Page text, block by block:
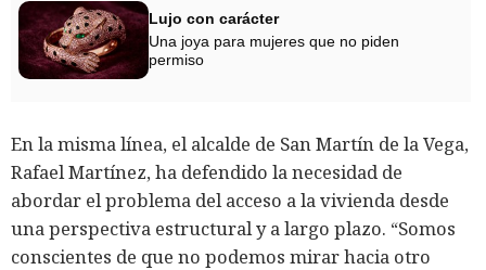
Lujo con carácter
Una joya para mujeres que no piden
permiso
En la misma línea, el alcalde de San Martín de la Vega,
Rafael Martínez, ha defendido la necesidad de
abordar el problema del acceso a la vivienda desde
una perspectiva estructural y a largo plazo. “Somos
conscientes de que no podemos mirar hacia otro